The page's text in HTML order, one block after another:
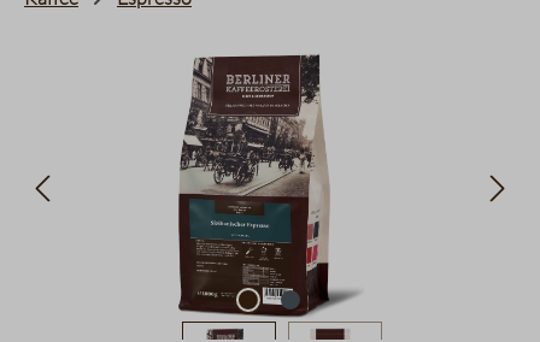
Bildergalerie überspringen